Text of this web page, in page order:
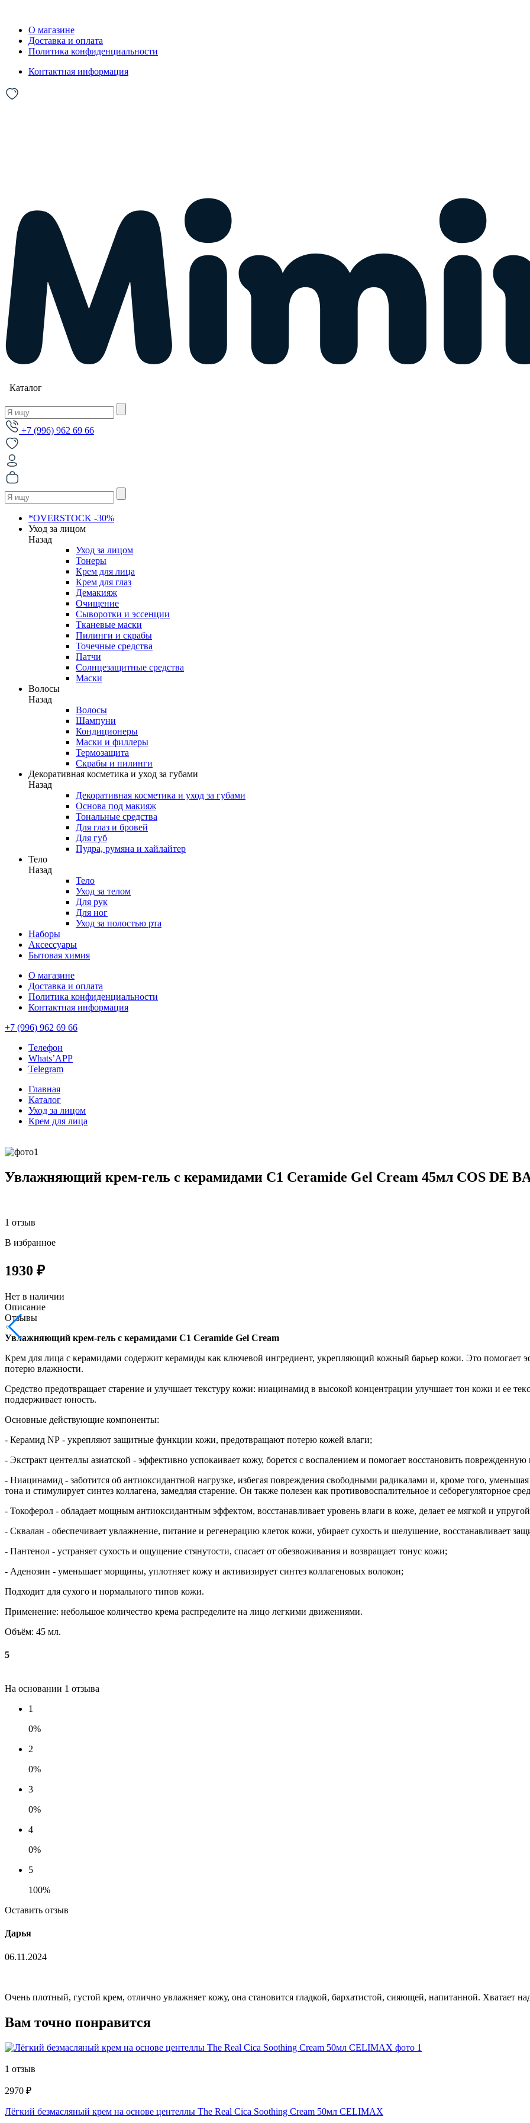
О магазине
Доставка и оплата
Политика конфиденциальности
Контактная информация
Каталог
+7 (996) 962 69 66
*OVERSTOCK -30%
Уход за лицом
Назад
Уход за лицом
Тонеры
Крем для лица
Крем для глаз
Демакияж
Очищение
Сыворотки и эссенции
Тканевые маски
Пилинги и скрабы
Точечные средства
Патчи
Солнцезащитные средства
Маски
Волосы
Назад
Волосы
Шампуни
Кондиционеры
Маски и филлеры
Термозащита
Скрабы и пилинги
Декоративная косметика и уход за губами
Назад
Декоративная косметика и уход за губами
Основа под макияж
Тональные средства
Для глаз и бровей
Для губ
Пудра, румяна и хайлайтер
Тело
Назад
Тело
Уход за телом
Для рук
Для ног
Уход за полостью рта
Наборы
Аксессуары
Бытовая химия
О магазине
Доставка и оплата
Политика конфиденциальности
Контактная информация
+7 (996) 962 69 66
Телефон
Whats’APP
Telegram
Главная
Каталог
Уход за лицом
Крем для лица
Увлажняющий крем-гель с керамидами C1 Ceramide Gel Cream 45мл COS DE
1 отзыв
В избранное
1930 ₽
Нет в наличии
Описание
Отзывы
Увлажняющий крем-гель с керамидами C1 Ceramide Gel Cream
Крем для лица с керамидами содержит керамиды как ключевой ингредиент, укрепляющий кожный барьер кожи. Это помогает
потерю влажности.
Средство предотвращает старение и улучшает текстуру кожи: ниацинамид в высокой концентрации улучшает тон кожи и ее
поддерживает юность.
Основные действующие компоненты:
- Керамид NP - укрепляют защитные функции кожи, предотвращают потерю кожей влаги;
- Экстракт центеллы азиатской - эффективно успокаивает кожу, борется с воспалением и помогает восстановить поврежденную
- Ниацинамид - заботится об антиоксидантной нагрузке, избегая повреждения свободными радикалами и, кроме того,
тона и стимулирует синтез коллагена, замедляя старение. Он также полезен как противовоспалительное и себорегуляторное
- Токоферол - обладает мощным антиоксидантным эффектом, восстанавливает уровень влаги в коже, делает ее мягкой и
- Сквалан - обеспечивает увлажнение, питание и регенерацию клеток кожи, убирает сухость и шелушение, восстанавливает
- Пантенол - устраняет сухость и ощущение стянутости, спасает от обезвоживания и возвращает тонус кожи;
- Аденозин - уменьшает морщины, уплотняет кожу и активизирует синтез коллагеновых волокон;
Подходит для сухого и нормального типов кожи.
Применение: небольшое количество крема распределите на лицо легкими движениями.
Объём: 45 мл.
5
На основании 1 отзыва
1
0%
2
0%
3
0%
4
0%
5
100%
Оставить отзыв
Дарья
06.11.2024
Очень плотный, густой крем, отлично увлажняет кожу, она становится гладкой, бархатистой, сияющей, напитанной. Хватает
Вам точно понравится
1 отзыв
2970 ₽
Лёгкий безмасляный крем на основе центеллы The Real Cica Soothing Cream 50мл CELIMAX